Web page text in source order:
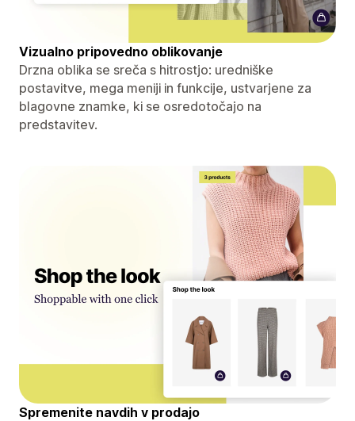
Vizualno pripovedno oblikovanje
Drzna oblika se sreča s hitrostjo: uredniške
postavitve, mega meniji in funkcije, ustvarjene za
blagovne znamke, ki se osredotočajo na
predstavitev.
Spremenite navdih v prodajo